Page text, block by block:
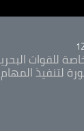
للقوات
لتنفيذ